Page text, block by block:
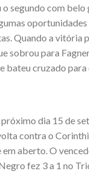
segundo com belo
Quando a vitória
sobrou para
bateu cruzado
dia 15 de
contra o
aberto. O
fez 3 a 1 no